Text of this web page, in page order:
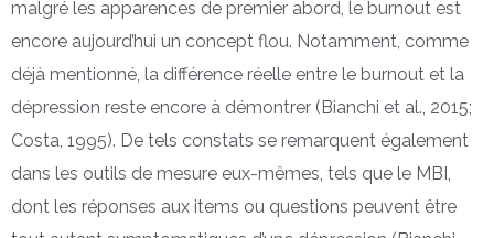
malgré les apparences de premier abord, le burnout est
encore aujourd’hui un concept flou. Notamment, comme
déjà mentionné, la différence réelle entre le burnout et la
dépression reste encore à démontrer (Bianchi et al., 2015;
Costa, 1995). De tels constats se remarquent également
dans les outils de mesure eux-mêmes, tels que le MBI,
dont les réponses aux items ou questions peuvent être